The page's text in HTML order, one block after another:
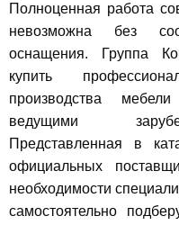
Полноценная работа
невозможна без
оснащения. Группа
купить
производства
ведущими
Представленная в
официальных
необходимости
самостоятельно